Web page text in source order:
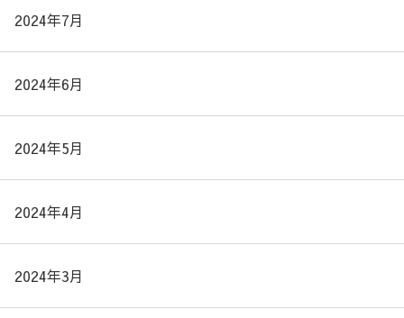
2024年7月
2024年6月
2024年5月
2024年4月
2024年3月